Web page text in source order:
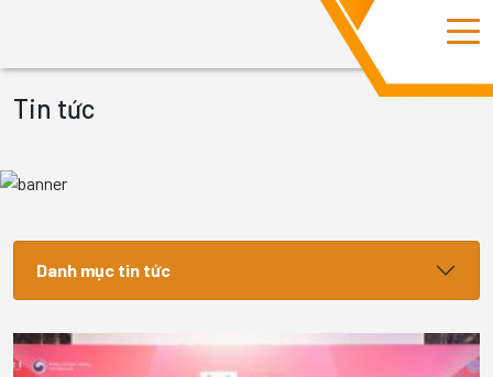
Tin tức
Danh mục tin tức